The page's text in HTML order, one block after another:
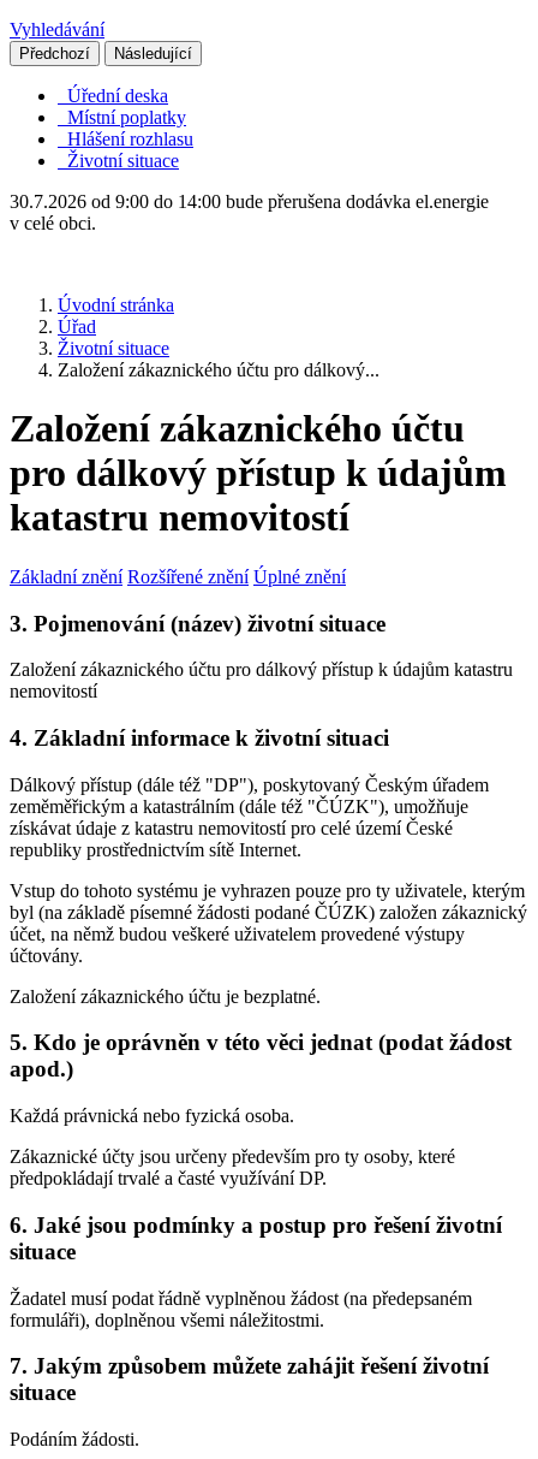
Vyhledávání
Předchozí Následující
Úřední deska
Místní poplatky
Hlášení rozhlasu
Životní situace
30.7.2026 od 9:00 do 14:00 bude přerušena dodávka el.energie
v celé obci.
Úvodní stránka
Úřad
Životní situace
Založení zákaznického účtu pro dálkový...
Založení zákaznického účtu
pro dálkový přístup k údajům
katastru nemovitostí
Základní znění Rozšířené znění Úplné znění
3. Pojmenování (název) životní situace
Založení zákaznického účtu pro dálkový přístup k údajům katastru
nemovitostí
4. Základní informace k životní situaci
Dálkový přístup (dále též "DP"), poskytovaný Českým úřadem
zeměměřickým a katastrálním (dále též "ČÚZK"), umožňuje
získávat údaje z katastru nemovitostí pro celé území České
republiky prostřednictvím sítě Internet.
Vstup do tohoto systému je vyhrazen pouze pro ty uživatele, kterým
byl (na základě písemné žádosti podané ČÚZK) založen zákaznický
účet, na němž budou veškeré uživatelem provedené výstupy
účtovány.
Založení zákaznického účtu je bezplatné.
5. Kdo je oprávněn v této věci jednat (podat žádost
apod.)
Každá právnická nebo fyzická osoba.
Zákaznické účty jsou určeny především pro ty osoby, které
předpokládají trvalé a časté využívání DP.
6. Jaké jsou podmínky a postup pro řešení životní
situace
Žadatel musí podat řádně vyplněnou žádost (na předepsaném
formuláři), doplněnou všemi náležitostmi.
7. Jakým způsobem můžete zahájit řešení životní
situace
Podáním žádosti.